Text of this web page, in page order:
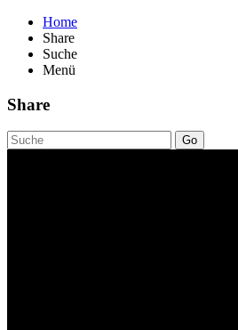
Home
Share
Suche
Menü
Share
Go